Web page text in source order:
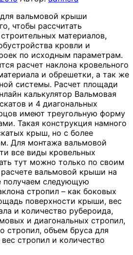
вальмовой крыши
чтобы рассчитать
материалов,
кровли и
по исходным параметрам.
расчет наклона кровельного
и обрешетки, а так же
системы. Расчет площади
калькулятор Вальмовая
и 4 диагональных
имеют треугольную форму
Такая конструкция намного
крыш, но с более
Для монтажа вальмовой
все виды кровельных
тут можно только по своим
вальмовой крыши на
получаем следующую
стропил – как боковых
поверхности крыши, вес
и количество рубероида,
и диагональных стропил,
стропил, объем бруса для
стропил и количество